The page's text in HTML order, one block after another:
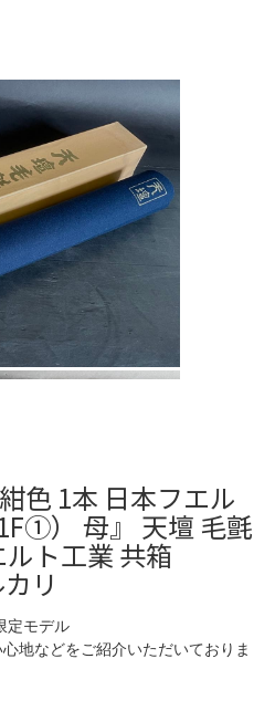
色 1本 日本フエル
） 母』 天壇 毛氈
ト工業 共箱
リ
定モデル
地などをご紹介いただいておりま